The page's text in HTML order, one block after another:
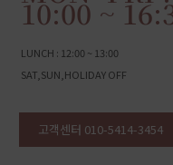
10:00 ~
LUNCH : 12:00 ~ 13:00
SAT,SUN,HOLIDAY OFF
고객센터 010-5414-3454